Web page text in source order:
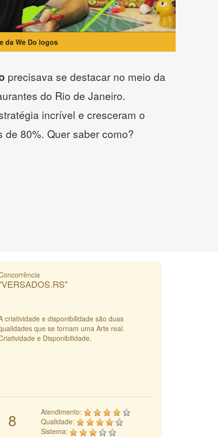
da We Do logos
precisava se destacar no meio da
do Rio de Janeiro.
incrível e cresceram o
de 80%. Quer saber como?
criatividade e disponibilidade são duas
que se tornam uma Arte real.
e Disponibilidade.
8
Atendimento:
Qualidade:
Sistema: